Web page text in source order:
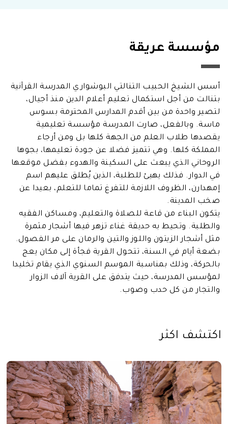
مؤسسة عريقة
أسس الشيخ الحبيب التنالتي البوشواري المدرسة القرآنية
بتنالت من أجل استكمال تعليم أعلام الدين منذ أجيال،
لتصير واحدة من بين أقدم المدارس المحترمة بسوس
ماسة. وبالفعل، صارت المدرسة مؤسسة تعليمية
يقصدها طلاب العلم من الجهة كلها بل ومن أرجاء
المملكة كلها. وهي تتميز فضلا عن جودة تعليمها، بجوها
الروحاني الذي يبعث على السكينة والهدوء بفضل موقعها
في الدوار. فذلك يهيئ للطلبة، الذين يُطلق عليهم اسم
إمهدارن، الظروف اللازمة للتفرغ تماما للتعلم، بعيدا عن
صخب المدينة.
يتكون البناء من قاعة للصلاة والتعليم، ومساكن الفقيه
والطلبة. وتحيط به حديقة غناء تزهر فيها أشجار مثمرة
مثل أشجار الزيتون واللوز والتين والرمان على مر الفصول.
بضعة أيام في السنة، تتحول القرية فجأة إلى مكان يعج
بالحركة، وذلك بمناسبة الموسم السنوي الذي يقام تخليدا
لمؤسس المدرسة، حيث يتدفق على القرية آلاف الزوار
والتجار من كل حدب وصوب.
اكتشف اكثر